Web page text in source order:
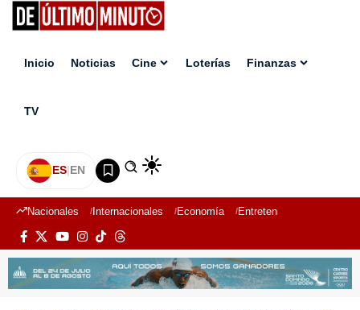
Inicio Noticias Cine Loterías Finanzas
TV
ES|EN
Nacionales Internacionales Economía Entretenimiento